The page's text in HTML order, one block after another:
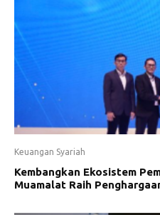
Keuangan Syariah
Kembangkan Ekosistem
Muamalat Raih